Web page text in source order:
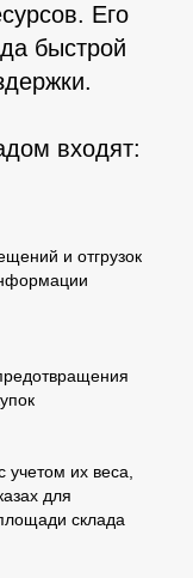
Его
быстрой
входят:
и отгрузок
учетом их веса,
для
склада